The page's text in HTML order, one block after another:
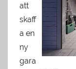
att
skaff
a en
ny
gara